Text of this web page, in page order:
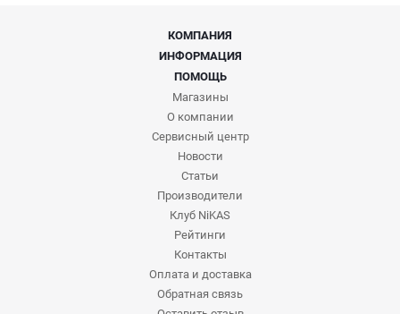
КОМПАНИЯ
ИНФОРМАЦИЯ
ПОМОЩЬ
Магазины
О компании
Сервисный центр
Новости
Статьи
Производители
Клуб NiKAS
Рейтинги
Контакты
Оплата и доставка
Обратная связь